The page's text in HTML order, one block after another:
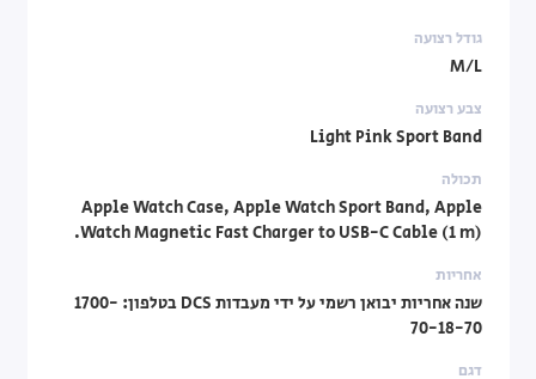
גודל רצועה
M/L
צבע רצועה
Light Pink Sport Band
תכולה
Apple Watch Case, Apple Watch Sport Band, Apple
Watch Magnetic Fast Charger to USB-C Cable (1 m).
אחריות
שנה אחריות יבואן רשמי על ידי מעבדות DCS בטלפון: 1700-
70-18-70
דגם